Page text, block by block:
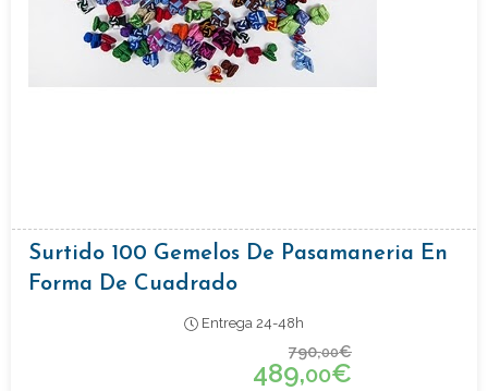
Surtido 100 Gemelos De Pasamaneria En
Forma De Cuadrado
Entrega 24-48h
790,00€
489,00€